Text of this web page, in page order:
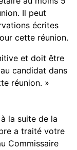
Il peut
écrites
cette réunion.
et doit être
candidat dans
réunion. »
la suite de la
a traité votre
Commissaire